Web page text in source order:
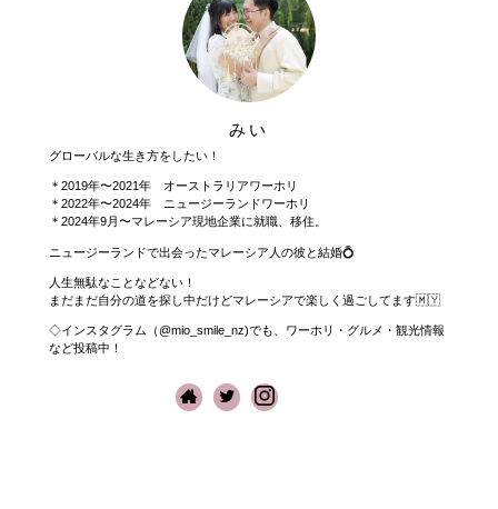
みい
グローバルな生き方をしたい！
＊2019年〜2021年 オーストラリアワーホリ
＊2022年〜2024年 ニュージーランドワーホリ
＊2024年9月〜マレーシア現地企業に就職、移住。
ニュージーランドで出会ったマレーシア人の彼と結婚💍
人生無駄なことなどない！
まだまだ自分の道を探し中だけどマレーシアで楽しく過ごしてます🇲🇾
◇インスタグラム（@mio_smile_nz)でも、ワーホリ・グルメ・観光情報
など投稿中！